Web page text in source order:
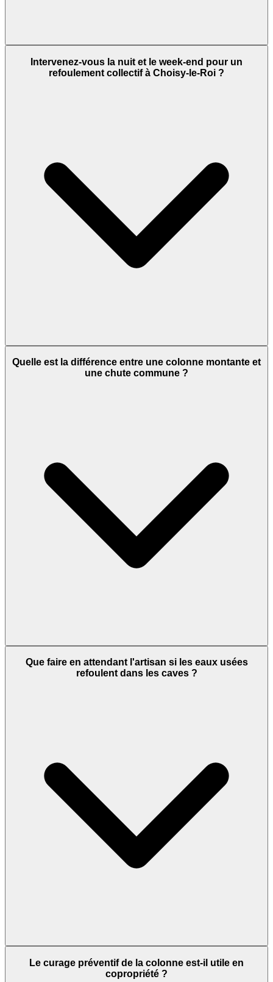
Intervenez-vous la nuit et le week-end pour un
refoulement collectif à Choisy-le-Roi ?
Quelle est la différence entre une colonne montante et
une chute commune ?
Que faire en attendant l'artisan si les eaux usées
refoulent dans les caves ?
Le curage préventif de la colonne est-il utile en
copropriété ?